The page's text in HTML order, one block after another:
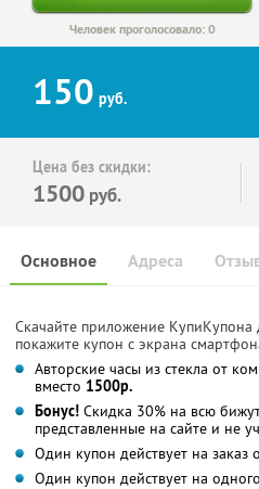
Человек проголосовало: 0
150 руб.
Цена без скидки:
1500 руб.
Основное Адреса
Скачайте приложение КупиКупона
покажите купон с экрана
Авторские часы из стекла от
вместо 1500р.
Бонус! Скидка 30% на всю
представленные на сайте и не
Один купон действует на заказ
Один купон действует на